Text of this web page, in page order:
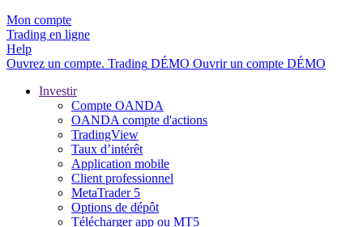
Mon compte
Trading en ligne
Help
Ouvrez un compte. Trading DÉMO Ouvrir un compte DÉMO
Investir
Compte OANDA
OANDA compte d'actions
TradingView
Taux d’intérêt
Application mobile
Client professionnel
MetaTrader 5
Options de dépôt
Télécharger app ou MT5